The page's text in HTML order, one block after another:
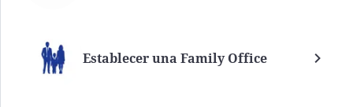
Establecer una Family Office